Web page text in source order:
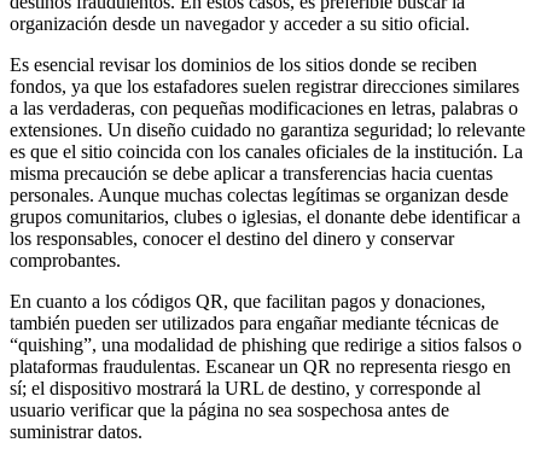
organización desde un navegador y acceder a su sitio oficial.
Es esencial revisar los dominios de los sitios donde se reciben
fondos, ya que los estafadores suelen registrar direcciones similares
a las verdaderas, con pequeñas modificaciones en letras, palabras o
extensiones. Un diseño cuidado no garantiza seguridad; lo relevante
es que el sitio coincida con los canales oficiales de la institución. La
misma precaución se debe aplicar a transferencias hacia cuentas
personales. Aunque muchas colectas legítimas se organizan desde
grupos comunitarios, clubes o iglesias, el donante debe identificar a
los responsables, conocer el destino del dinero y conservar
comprobantes.
En cuanto a los códigos QR, que facilitan pagos y donaciones,
también pueden ser utilizados para engañar mediante técnicas de
“quishing”, una modalidad de phishing que redirige a sitios falsos o
plataformas fraudulentas. Escanear un QR no representa riesgo en
sí; el dispositivo mostrará la URL de destino, y corresponde al
usuario verificar que la página no sea sospechosa antes de
suministrar datos.